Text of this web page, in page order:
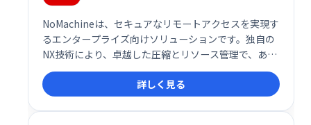
NoMachineは、セキュアなリモートアクセスを実現す
るエンタープライズ向けソリューションです。独自の
NX技術により、卓越した圧縮とリソース管理で、あら
ゆるOS、あらゆるグラフィカルアプリケーションを、
あらゆるネットワーク接続環境で実行可能です。デス
クトップ仮想化やホスト型デスクトップ展開にも対応
し、高いパフォーマンスと安定性を提供します。
詳しく見る